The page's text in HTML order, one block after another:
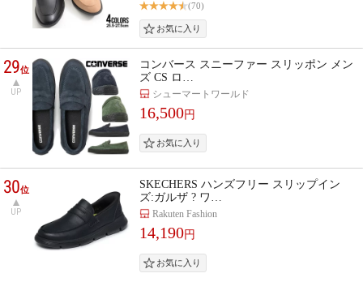
(70)
29位
UP
コンバース スニーファー スリッポン メン
ズ CS ロ…
シューマートワールド
16,500円
30位
UP
SKECHERS ハンズフリー スリップイン
ズ:ガルザ ? ワ…
Rakuten Fashion
14,190円